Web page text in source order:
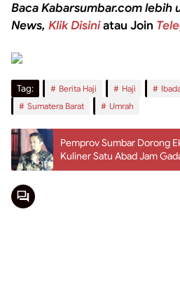
Baca Kabarsumbar.com lebih
News, Klik Disiniatau Join
Tag: Berita Haji Haji
Sumatera Barat
Umrah
Pemprov Sumbar Dorong
Kuliner Satu Abad Jam